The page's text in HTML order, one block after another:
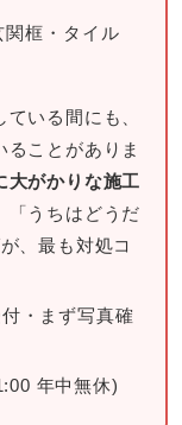
框・タイル
いる間にも、
ることがありま
大がかりな施工
「うちはどうだ
、最も対処コ
・まず写真確
年中無休)